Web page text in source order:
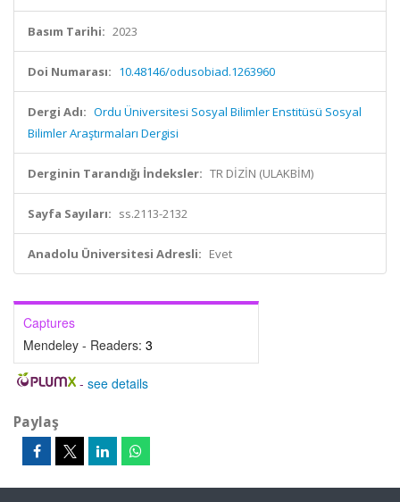
Basım Tarihi: 2023
Doi Numarası: 10.48146/odusobiad.1263960
Dergi Adı: Ordu Üniversitesi Sosyal Bilimler Enstitüsü Sosyal
Bilimler Araştırmaları Dergisi
Derginin Tarandığı İndeksler: TR DİZİN (ULAKBİM)
Sayfa Sayıları: ss.2113-2132
Anadolu Üniversitesi Adresli: Evet
Captures
Mendeley - Readers: 3
- see details
Paylaş